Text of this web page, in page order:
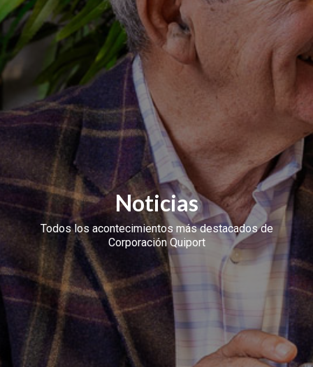
Noticias
Todos los acontecimientos más destacados de
Corporación Quiport